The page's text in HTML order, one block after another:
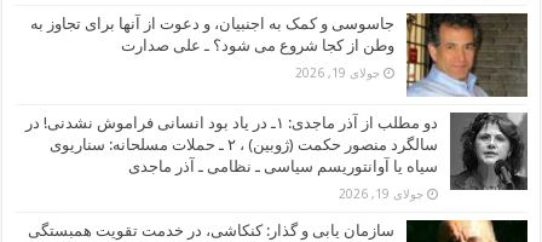
جاسوسی و کمک به اجنبیان، و دعوت از آنها برای تجاوز به
وطن از کجا شروع می شود؟ ـ علی صدارت
جولای 19, 2026
دو مطلب از آذر ماجدی: ۱ـ در یاد بود انسانی فراموش نشدنی! در
سالگرد منصور حکمت (ژوبین) ، ۲ ـ حملات مسلحانه: سناریوی
سیاه یا آوانتوریسم سیاسی ـ نظامی ـ آذر ماجدی
جولای 19, 2026
سازمان یابی و گذار: کنکاشی، در خدمت تقویت همبستگی